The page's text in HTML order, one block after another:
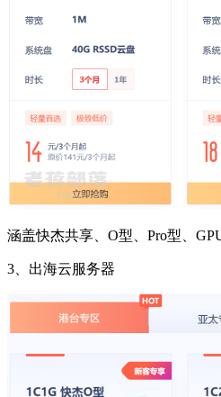
涵盖快杰共享、O型、Pro型、
3、出海云服务器